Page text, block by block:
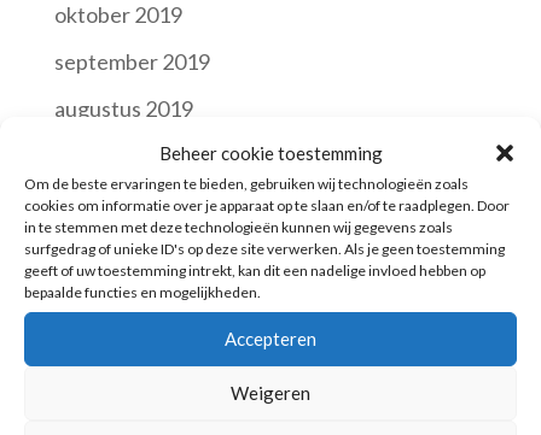
Beheer cookie toestemming
Om de beste ervaringen te bieden, gebruiken wij technologieën zoals
cookies om informatie over je apparaat op te slaan en/of te raadplegen. Door
in te stemmen met deze technologieën kunnen wij gegevens zoals
surfgedrag of unieke ID's op deze site verwerken. Als je geen toestemming
geeft of uw toestemming intrekt, kan dit een nadelige invloed hebben op
bepaalde functies en mogelijkheden.
Accepteren
Weigeren
oktober 2019
september 2019
augustus 2019
juni 2019
mei 2019
maart 2019